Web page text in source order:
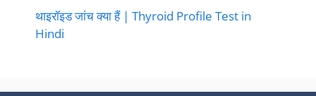
थाइरॉइड जांच क्या हैं | Thyroid Profile Test in
Hindi